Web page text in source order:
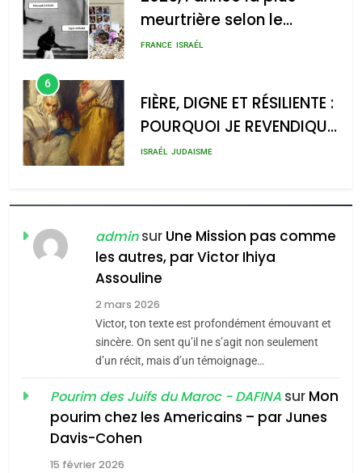
meurtrière selon le
rapport d’ADL contre
FRANCE ISRAÉL
6
FIÈRE, DIGNE ET RÉSILIENTE :
POURQUOI JE REVENDIQUE
MA JUDAÏTE par Thérèse
ISRAÉL JUDAISME
CE QUI NOUS MANQUE –
Jacques Hadida
JUDAISME
Maroc : Les amandes de
Tafraout, le miel de Tadla
Azilal consacrés produits
du terroir
DAFINA MAROC
Oeil ravageur – Vanessa
De Loya Stauber
adminsur Une Mission pas comme
les autres, par Victor Ihiya
Assouline
2 mars 2026
Victor, ton texte est profondément émouvant et
sincère. On sent qu’il ne s’agit non seulement
d’un récit, mais d’un témoignage…
Pourim des Juifs du Maroc - DAFINA sur Mon
pourim chez les Americains – par Junes
Davis-Cohen
15 février 2026